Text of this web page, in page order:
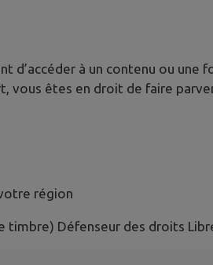
d’accéder à un contenu ou
êtes en droit de faire
région
Défenseur des droits